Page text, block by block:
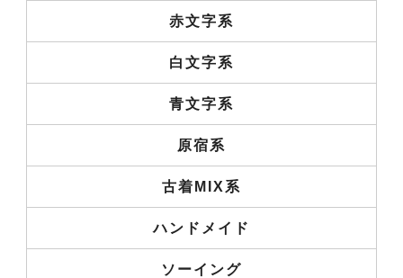
赤文字系
白文字系
青文字系
原宿系
古着MIX系
ハンドメイド
ソーイング